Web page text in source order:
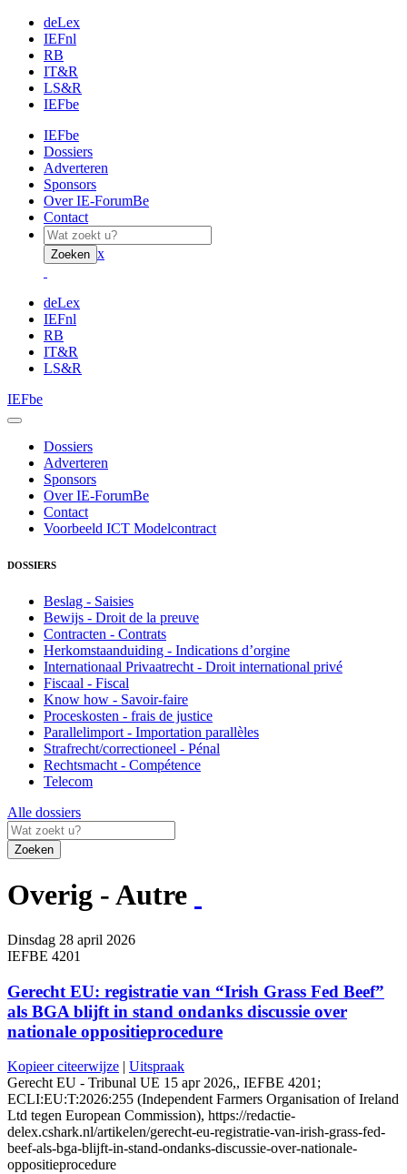
deLex
IEFnl
RB
IT&R
LS&R
IEFbe
IEFbe
Dossiers
Adverteren
Sponsors
Over IE-ForumBe
Contact
Zoeken x
deLex
IEFnl
RB
IT&R
LS&R
IEFbe
Dossiers
Adverteren
Sponsors
Over IE-ForumBe
Contact
Voorbeeld ICT Modelcontract
DOSSIERS
Beslag - Saisies
Bewijs - Droit de la preuve
Contracten - Contrats
Herkomstaanduiding - Indications d’orgine
Internationaal Privaatrecht - Droit international privé
Fiscaal - Fiscal
Know how - Savoir-faire
Proceskosten - frais de justice
Parallelimport - Importation parallèles
Strafrecht/correctioneel - Pénal
Rechtsmacht - Compétence
Telecom
Alle dossiers
Zoeken
Overig - Autre
Dinsdag 28 april 2026
IEFBE 4201
Gerecht EU: registratie van “Irish Grass Fed Beef”
als BGA blijft in stand ondanks discussie over
nationale oppositieprocedure
Kopieer citeerwijze | Uitspraak
Gerecht EU - Tribunal UE 15 apr 2026,, IEFBE 4201;
ECLI:EU:T:2026:255 (Independent Farmers Organisation of Ireland
Ltd tegen European Commission), https://redactie-
delex.cshark.nl/artikelen/gerecht-eu-registratie-van-irish-grass-fed-
beef-als-bga-blijft-in-stand-ondanks-discussie-over-nationale-
oppositieprocedure